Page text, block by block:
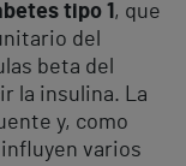
tipo 1 , que
del
beta del
la insulina. La
y, como
varios